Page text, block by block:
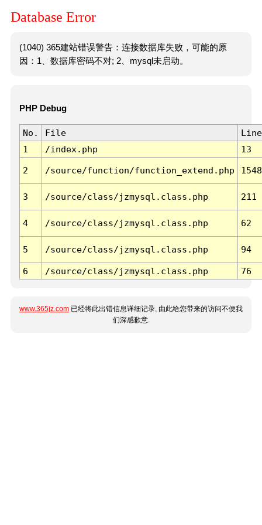
Database Error
(1040) 365建站错误警告：连接数据库失败，可能的原
因：1、数据库密码不对; 2、mysql未启动。
PHP Debug
No. File
Line
1
/index.php 13
2 /source/function/function_extend.php 1548
3 /source/class/jzmysql.class.php 211
4 /source/class/jzmysql.class.php 62
5 /source/class/jzmysql.class.php 94
6 /source/class/jzmysql.class.php 76
www.365jz.com 已经将此出错信息详细记录, 由此给您带来的访问不便我
们深感歉意.